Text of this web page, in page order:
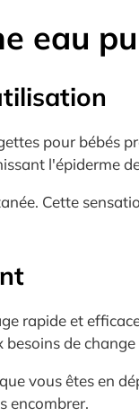
eau
pour bébés
l'épiderme
Cette
rapide et
de change
vous êtes en
encombrer.